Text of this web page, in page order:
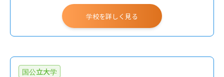
学校を詳しく見る
国公立大学